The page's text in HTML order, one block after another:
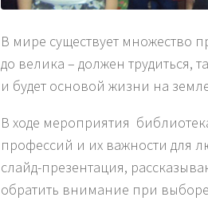
В мире существует множество
до велика – должен трудиться,
и будет основой жизни на
В ходе мероприятия
профессий и их важности для
слайд-презентация,
обратить внимание при